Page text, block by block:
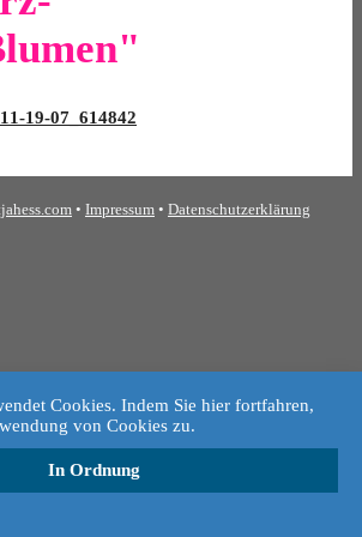
• Impressum • Datenschutzerklärung
Cookies. Indem Sie hier fortfahren,
von Cookies zu.
In Ordnung